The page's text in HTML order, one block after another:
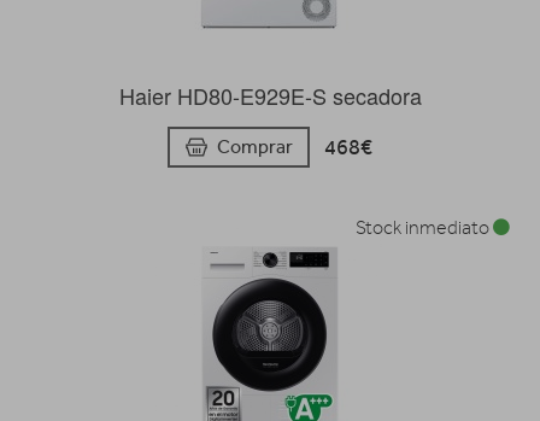
Haier HD80-E929E-S secadora
Comprar 468€
Stock inmediato